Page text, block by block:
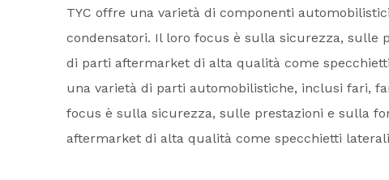
TYC offre una varietà di componenti
condensatori. Il loro focus è sulla sicurezza,
di parti aftermarket di alta qualità come
una varietà di parti automobilistiche, inclusi fari,
focus è sulla sicurezza, sulle prestazioni e sulla
aftermarket di alta qualità come specchietti